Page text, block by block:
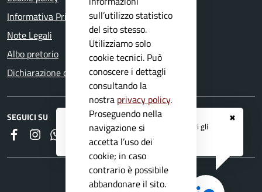
✖
Registrati ai serviziAPP IO
e ricevi tutti gli
aggiornamenti dall'Ente
Informativa Privacy
Note Legali
Albo pretorio
Dichiarazione di accessibilità
SEGUICI SU
FaceboookInstagramWhatsapp
RSS
sull’utilizzo statistico
del sito stesso.
Utilizziamo solo
cookie tecnici. Può
conoscere i dettagli
consultando la
nostra privacy policy.
Proseguendo nella
navigazione si
accetta l’uso dei
cookie; in caso
contrario è possibile
abbandonare il sito.